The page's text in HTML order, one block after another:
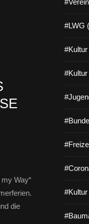
Way“
die
#LWG